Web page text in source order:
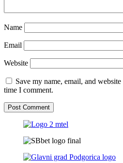
Name
Email
Website
Save my name, email, and
time I comment.